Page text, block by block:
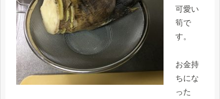
可愛い
筍で
す。
お金持
ちにな
った